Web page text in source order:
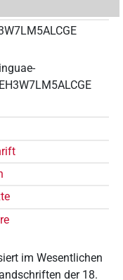
im Wesentlichen
der 18.